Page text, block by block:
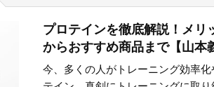
プロテインを徹底解説！メリ
からおすすめ商品まで【山本
今、多くの人がトレーニング効率